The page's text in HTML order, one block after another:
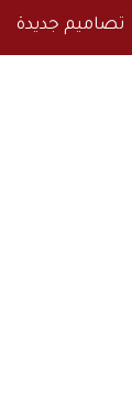
تصاميم جديدة